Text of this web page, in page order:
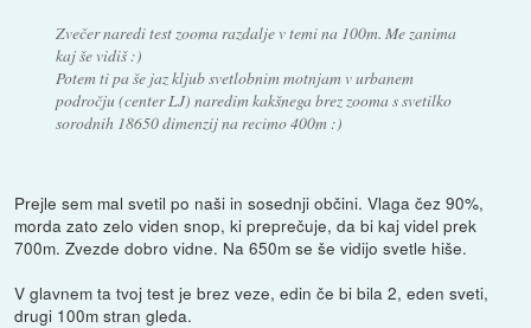
Zvečer naredi test zooma razdalje v temi na 100m. Me zanima
kaj še vidiš :)
Potem ti pa še jaz kljub svetlobnim motnjam v urbanem
področju (center LJ) naredim kakšnega brez zooma s svetilko
sorodnih 18650 dimenzij na recimo 400m :)
Prejle sem mal svetil po naši in sosednji občini. Vlaga čez 90%,
morda zato zelo viden snop, ki preprečuje, da bi kaj videl prek
700m. Zvezde dobro vidne. Na 650m se še vidijo svetle hiše.
V glavnem ta tvoj test je brez veze, edin če bi bila 2, eden sveti,
drugi 100m stran gleda.